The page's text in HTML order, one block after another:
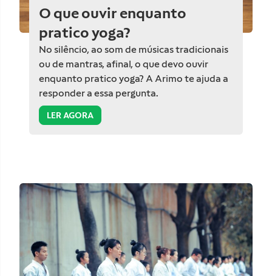
O que ouvir enquanto
pratico yoga?
No silêncio, ao som de músicas tradicionais
ou de mantras, afinal, o que devo ouvir
enquanto pratico yoga? A Arimo te ajuda a
responder a essa pergunta.
LER AGORA